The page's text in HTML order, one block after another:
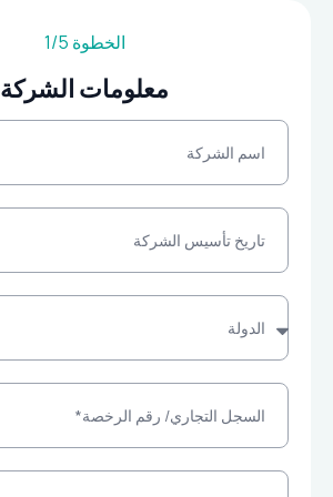
الخطوة 1/5
معلومات الشركة